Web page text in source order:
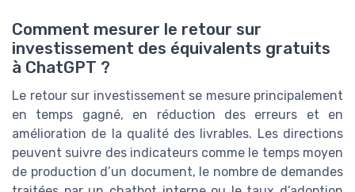
Comment mesurer le retour sur
investissement des équivalents gratuits
à ChatGPT ?
Le retour sur investissement se mesure principalement
en temps gagné, en réduction des erreurs et en
amélioration de la qualité des livrables. Les directions
peuvent suivre des indicateurs comme le temps moyen
de production d’un document, le nombre de demandes